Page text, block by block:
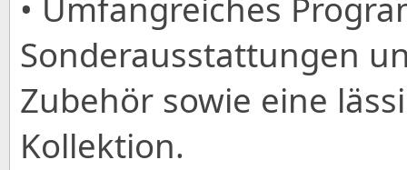
• Umfangreiches
Sonderausstattungen
Zubehör sowie eine
Kollektion.